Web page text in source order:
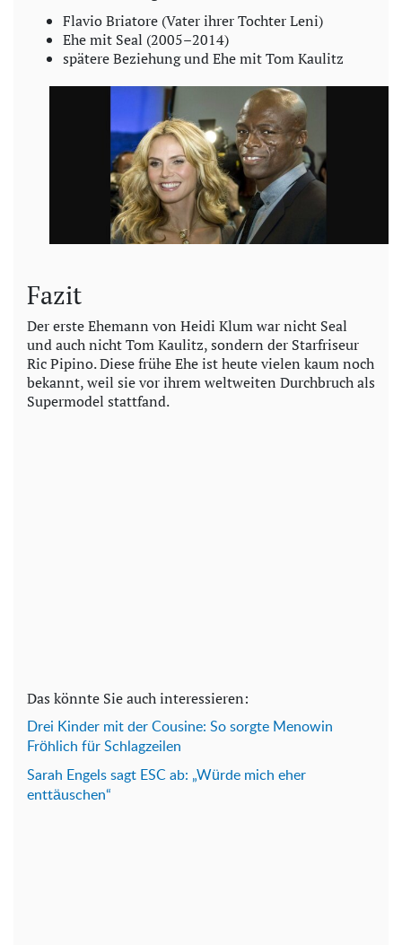
Flavio Briatore (Vater ihrer Tochter Leni)
Ehe mit Seal (2005–2014)
spätere Beziehung und Ehe mit Tom Kaulitz
Fazit
Der erste Ehemann von Heidi Klum war nicht Seal
und auch nicht Tom Kaulitz, sondern der Starfriseur
Ric Pipino. Diese frühe Ehe ist heute vielen kaum noch
bekannt, weil sie vor ihrem weltweiten Durchbruch als
Supermodel stattfand.
Das könnte Sie auch interessieren:
Drei Kinder mit der Cousine: So sorgte Menowin
Fröhlich für Schlagzeilen
Sarah Engels sagt ESC ab: „Würde mich eher
enttäuschen“